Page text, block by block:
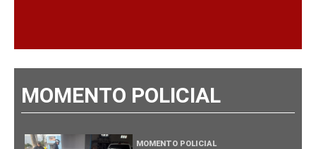
MOMENTO POLICIAL
MOMENTO POLICIAL